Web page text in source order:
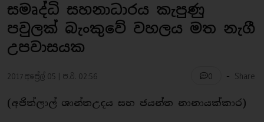
සමෘද්ධි සහනාධාරය කැපුණු
පවුලක් බැංකුවේ වහලය මත නැගී
උපවාසයක
2017 අප්‍රේල් 05 | ප.ව. 02:56 0 - Share
(අජිත්ලාල් ශාන්තඋදය සහ ජයන්ත නානායක්කාර)